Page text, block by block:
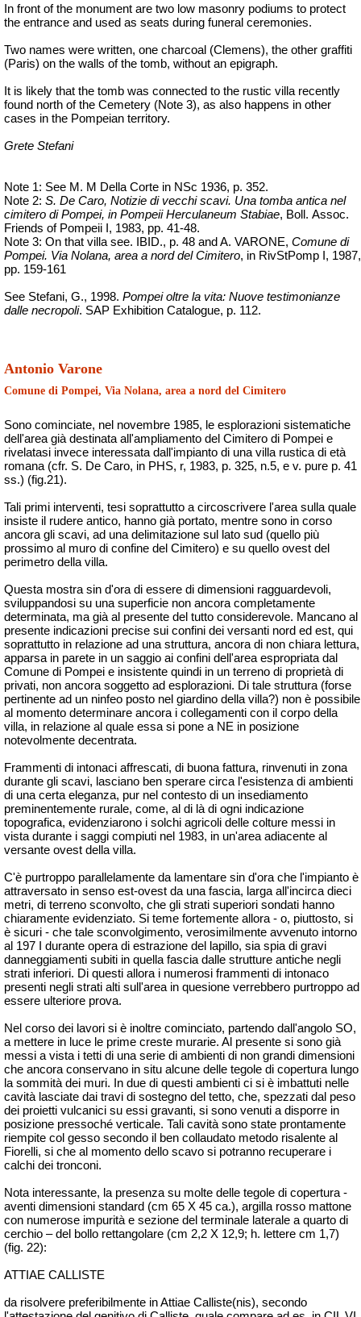
In front of the monument are two low masonry podiums to protect
the entrance and used as seats during funeral ceremonies.
Two names were written, one charcoal (Clemens), the other graffiti
(Paris) on the walls of the tomb, without an epigraph.
It is likely that the tomb was connected to the rustic villa recently
found north of the Cemetery (Note 3), as also happens in other
cases in the Pompeian territory.
Grete Stefani
Note 1: See M. M Della Corte in NSc 1936, p. 352.
Note 2: S. De Caro, Notizie di vecchi scavi. Una tomba antica nel
cimitero di Pompei, in Pompeii Herculaneum Stabiae, Boll . Assoc.
Friends of Pompeii I, 1983, pp. 41-48.
Note 3: On that villa see.
IBID., p. 48 and A. VARONE, Comune di
Pompei. Via Nolana, area a nord del Cimitero, in RivStPomp I, 1987,
pp. 159-161
See Stefani, G., 1998. Pompei oltre la vita: Nuove testimonianze
dalle necropoli. SAP Exhibition Catalogue, p. 112.
Antonio Varone
Comune di Pompei, Via Nolana, area a nord del Cimitero
Sono cominciate, nel novembre 1985, le esplorazioni sistematiche
dell'area già destinata all'ampliamento del Cimitero di Pompei e
rivelatasi invece interessata dall'impianto di una villa rustica di età
romana (cfr. S. De Caro, in PHS, r, 1983, p. 325, n.5, e v. pure p. 41
ss.) (fig.21).
Tali primi interventi, tesi soprattutto a circoscrivere l'area sulla quale
insiste il rudere antico, hanno già portato, mentre sono in corso
ancora gli scavi, ad una delimitazione sul lato sud (quello più
prossimo al muro di confine del Cimitero) e su quello ovest del
perimetro della villa.
Questa mostra sin d'ora di essere di dimensioni ragguardevoli,
sviluppandosi su una superficie non ancora completamente
determinata, ma già al presente del tutto considerevole. Mancano al
presente indicazioni precise sui confini dei versanti nord ed est, qui
soprattutto in relazione ad una struttura, ancora di non chiara lettura,
apparsa in parete in un saggio ai confini dell'area espropriata dal
Comune di Pompei e insistente quindi in un terreno di proprietà di
privati, non ancora soggetto ad esplorazioni. Di tale struttura (forse
pertinente ad un ninfeo posto nel giardino della villa?) non è possibile
al momento determinare ancora i collegamenti con il corpo della
villa, in relazione al quale essa si pone a NE in posizione
notevolmente decentrata.
Frammenti di intonaci affrescati, di buona fattura, rinvenuti in zona
durante gli scavi, lasciano ben sperare circa l'esistenza di ambienti
di una certa eleganza, pur nel contesto di un insediamento
preminentemente rurale, come, al di là di ogni indicazione
topografica, evidenziarono i solchi agricoli delle colture messi in
vista durante i saggi compiuti nel 1983, in un'area adiacente al
versante ovest della villa.
C'è purtroppo parallelamente da lamentare sin d'ora che l'impianto è
attraversato in senso est-ovest da una fascia, larga all'incirca dieci
metri, di terreno sconvolto, che gli strati superiori sondati hanno
chiaramente evidenziato. Si teme fortemente allora - o, piuttosto, si
è sicuri - che tale sconvolgimento, verosimilmente avvenuto intorno
al 197 I durante opera di estrazione del lapillo, sia spia di gravi
danneggiamenti subiti in quella fascia dalle strutture antiche negli
strati inferiori. Di questi allora i numerosi frammenti di intonaco
presenti negli strati alti sull'area in quesione verrebbero purtroppo ad
essere ulteriore prova.
Nel corso dei lavori si è inoltre cominciato, partendo dall'angolo SO,
a mettere in luce le prime creste murarie. Al presente si sono già
messi a vista i tetti di una serie di ambienti di non grandi dimensioni
che ancora conservano in situ alcune delle tegole di copertura lungo
la sommità dei muri. In due di questi ambienti ci si è imbattuti nelle
cavità lasciate dai travi di sostegno del tetto, che, spezzati dal peso
dei proietti vulcanici su essi gravanti, si sono venuti a disporre in
posizione pressoché verticale. Tali cavità sono state prontamente
riempite col gesso secondo il ben collaudato metodo risalente al
Fiorelli, si che al momento dello scavo si potranno recuperare i
calchi dei tronconi.
Nota interessante, la presenza su molte delle tegole di copertura -
aventi dimensioni standard (cm 65 X 45 ca.), argilla rosso mattone
con numerose impurità e sezione del terminale laterale a quarto di
cerchio – del bollo rettangolare (cm 2,2 X 12,9; h. lettere cm 1,7)
(fig. 22):
ATTIAE CALLISTE
da risolvere preferibilmente in Attiae Calliste(nis), secondo